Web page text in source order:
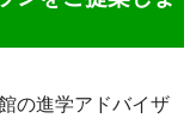
の進学アドバイザ